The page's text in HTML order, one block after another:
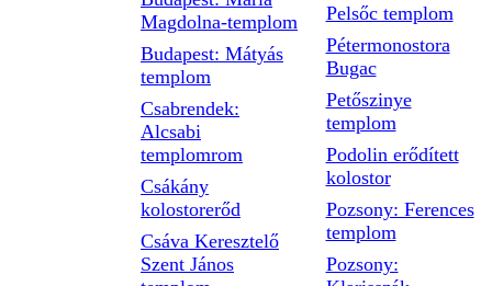
Magdolna-templom
Budapest: Mátyás
templom
Csabrendek:
Alcsabi
templomrom
Csákány
kolostorerőd
Csáva Keresztelő
Szent János
Pelsőc templom
Pétermonostora
Bugac
Petőszinye
templom
Podolin erődített
kolostor
Pozsony: Ferences
templom
Pozsony: